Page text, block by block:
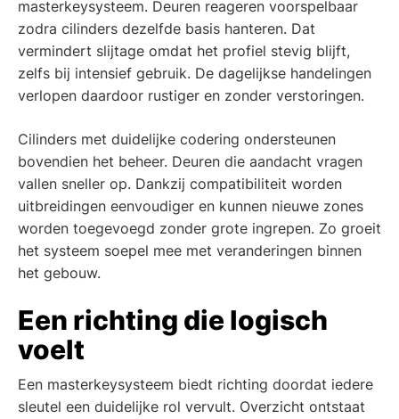
masterkeysysteem. Deuren reageren voorspelbaar
zodra cilinders dezelfde basis hanteren. Dat
vermindert slijtage omdat het profiel stevig blijft,
zelfs bij intensief gebruik. De dagelijkse handelingen
verlopen daardoor rustiger en zonder verstoringen.
Cilinders met duidelijke codering ondersteunen
bovendien het beheer. Deuren die aandacht vragen
vallen sneller op. Dankzij compatibiliteit worden
uitbreidingen eenvoudiger en kunnen nieuwe zones
worden toegevoegd zonder grote ingrepen. Zo groeit
het systeem soepel mee met veranderingen binnen
het gebouw.
Een richting die logisch
voelt
Een masterkeysysteem biedt richting doordat iedere
sleutel een duidelijke rol vervult. Overzicht ontstaat